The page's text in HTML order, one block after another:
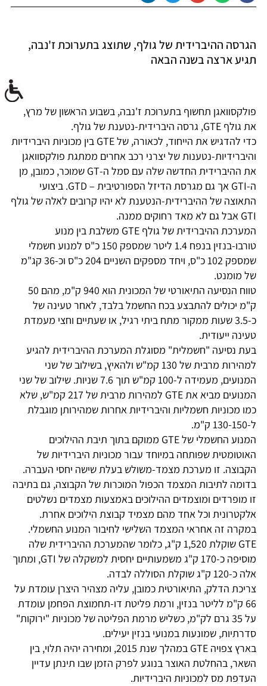
הגרסה ההיברידית של גולף, שתוצג בתערוכת ז'נבה,
תגיע ארצה בשנה הבאה
פולקסוואגן תחשוף בתערוכת ז'נבה, בשבוע הראשון של מרץ,
את גולף GTE, גרסה היברידית-נטענת של גולף.
כדי להדגיש את הייחוד, לכאורה, של GTE בין מכוניות היברידיות
והיברידיות-נטענות של יצרני רכב אחרים ממתגת פולקסוואגן
את ההיברידית החדשה שלה עם סמל ה-GT שמוכר, כמובן, מן
ה-GTI אך גם מגרסת הדיזל הספורטיבית – GTD. ביצועי
התאוצה של ההיברידית-הנטענת לא יהיו קרובים לאלה של גולף
GTI אבל גם לא מאד רחוקים ממנה.
המערכת ההיברידית של גולף GTE משלבת בין מנוע
טורבו-בנזין בנפח 1.4 ליטר שמספק 150 כ"ס למנוע חשמלי
שמספק 102 כ"ס, ויחד מספקים השניים 204 כ"ס וכ-36 קג"מ
של מומנט.
טווח הנסיעה התיאורטי של המכונית הוא 940 ק"מ, מהם 50
ק"מ יכולים להתבצע בכח החשמל בלבד, לאחר טעינה של
כ-3.5 שעות ממקור מתח ביתי רגיל, או שעתיים וחצי מעמדת
טעינה ייעודית.
בעת נסיעה "חשמלית" מסוגלת המערכת ההיברידית להגיע
למהירות מרבית של 130 קמ"ש ולהאיץ, בשילוב של שני
המנועים, מעמידה ל-100 קמ"ש תוך 7.6 שניות. שילוב של שני
המנועים מביא את GTE למהירות מרבית של 217 קמ"ש, שלא
כמו מכוניות חשמליות והיברידיות אחרות שמהירותן מוגבלת
ל-130-150 ק"מ.
המנוע החשמלי של GTE ממוקם בתוך תיבת ההילוכים
האוטומטית שפותחה במיוחד עבור מכוניות היברידיות של
הקבוצה. זו מערכת מצמד-משולש בעלת שישה יחסי העברה.
בדומה לתיבות המצמד הכפול המוכרות של הקבוצה, גם בתיבה
זו מופרדים ומוצמדים ההילוכים באמצעות מצמדים נשלטים
אלקטרונית וכל אחד מהם מצמיד קבוצת הילוכים אחרת.
במקרה זה אחראי המצמד השלישי לחיבור המנוע החשמלי.
GTE שוקלת 1,520 ק"ג, כלומר שהמערכת ההיברידית שלה
מוסיפה כ-170 ק"ג משמעותיים יחסית למשקלה של GTI, ומתוך
אלה כ-120 ק"ג שוקלת הסוללה לבדה.
צריכת הדלק, התיאורטית כמובן, עליה מצהיר היצרן עומדת על
66 ק"מ לליטר בנזין, ורמת פליטת דו-תחמוצת הפחמן עומדת
על 35 גרם לק"מ, כשליש מרמת הפליטה של מכוניות "ירוקות"
סדרתיות, שמונעות במנועי בנזין יעילים.
בארץ צפויה GTE במהלך שנת 2015, ומחירה יהיה תלוי, בין
השאר, בהחלטת האוצר בנוגע לפרק הזמן שבו תינתן עדיין
העדפת מס למכוניות היברידיות.